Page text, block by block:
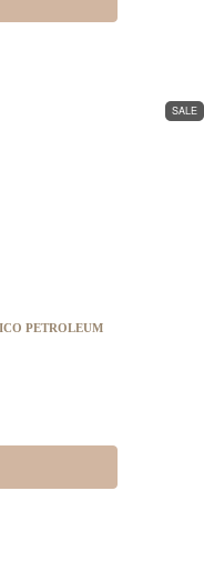
SALE
PETROLEUM